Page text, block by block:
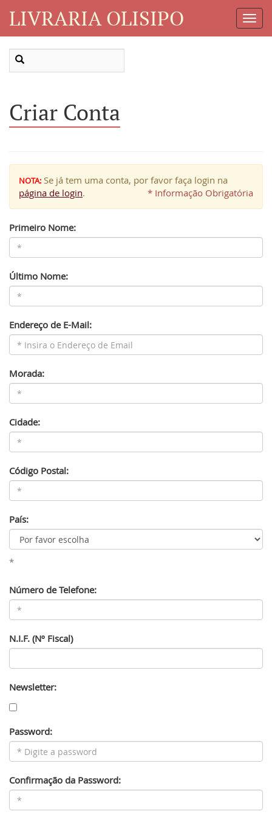
LIVRARIA OLISIPO
Criar Conta
NOTA: Se já tem uma conta, por favor faça login na
página de login. * Informação Obrigatória
Primeiro Nome:
Último Nome:
Endereço de E-Mail:
Morada:
Cidade:
Código Postal:
País:
*
Número de Telefone:
N.I.F. (Nº Fiscal)
Newsletter:
Password:
Confirmação da Password: